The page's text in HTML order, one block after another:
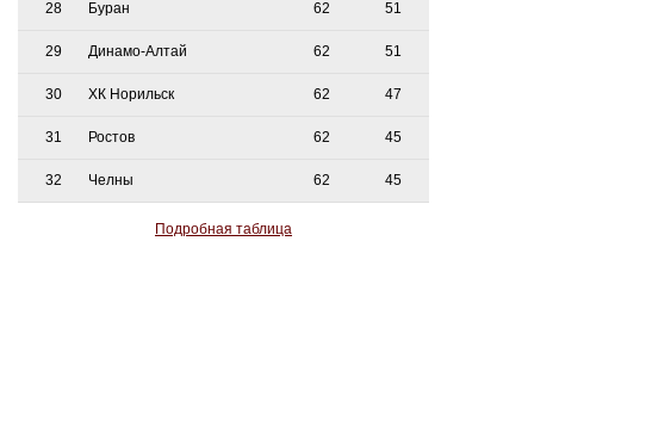
28 Буран 62 51
29 Динамо-Алтай 62 51
30 ХК Норильск 62 47
31 Ростов 62 45
32 Челны 62 45
Подробная таблица